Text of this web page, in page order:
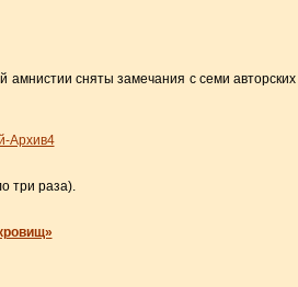
амнистии сняты замечания с семи авторских
Архив4
три раза).